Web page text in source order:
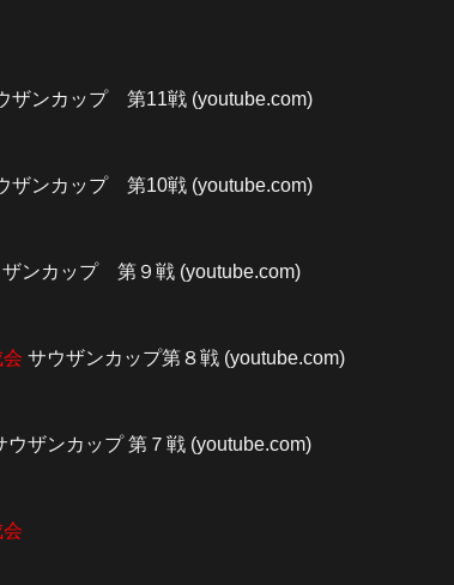
ザンカップ 第11戦 (youtube.com)
ザンカップ 第10戦 (youtube.com)
ンカップ 第９戦 (youtube.com)
サウザンカップ第８戦 (youtube.com)
ウザンカップ 第７戦 (youtube.com)